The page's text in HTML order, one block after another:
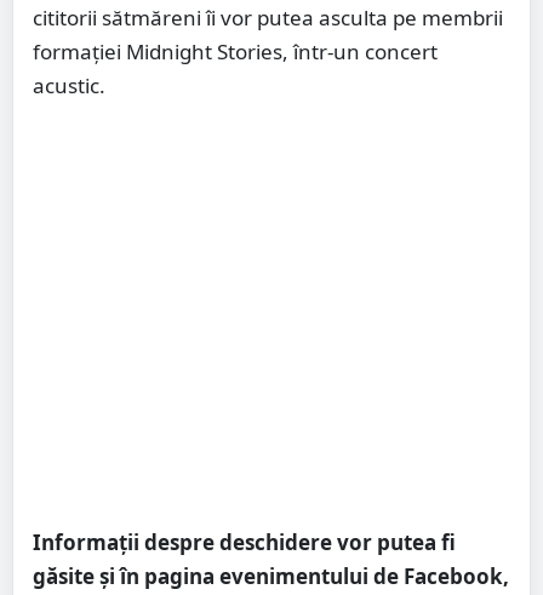
cititorii sătmăreni îi vor putea asculta pe membrii
formației Midnight Stories, într-un concert
acustic.
Informații despre deschidere vor putea fi
găsite și în pagina evenimentului de Facebook,